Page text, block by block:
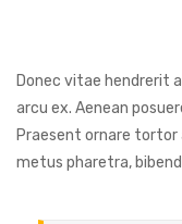
Donec vitae hendrerit
arcu ex. Aenean
Praesent ornare
metus pharetra,